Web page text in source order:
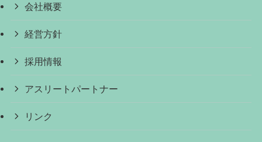
会社概要
経営方針
採用情報
アスリートパートナー
リンク